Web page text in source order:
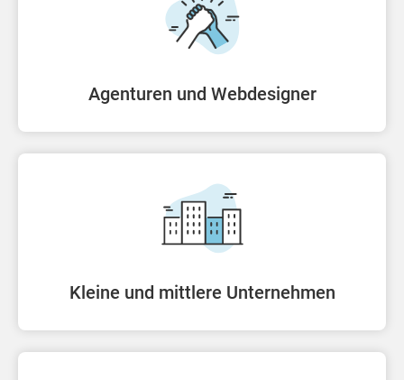
Agenturen und Webdesigner
Kleine und mittlere Unternehmen